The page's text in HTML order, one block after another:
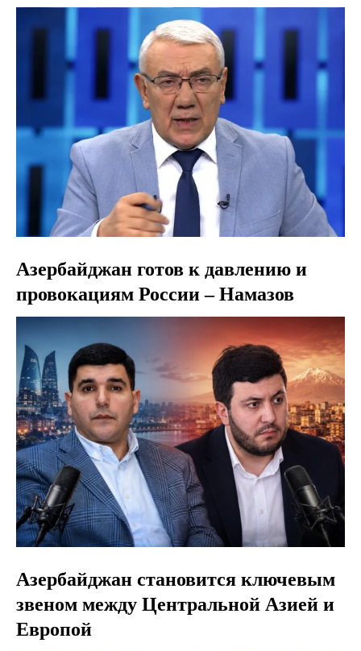
Азербайджан готов к давлению и
провокациям России – Намазов
Азербайджан становится ключевым
звеном между Центральной Азией и
Европой